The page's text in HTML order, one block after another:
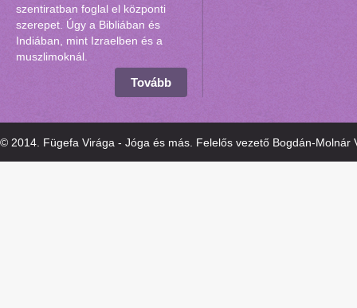
szentiratban foglal el központi
szerepet. Úgy a Bibliában és
Indiában, mint Izraelben és a
muszlimoknál.
Tovább
© 2014. Fügefa Virága - Jóga és más. Felelős vezető Bogdán-